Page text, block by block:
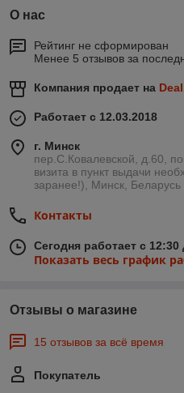
О нас
Рейтинг не сформирован
Менее 5 отзывов за
Компания продает на
Работает с 12.03.2018
г. Минск
пер.С.Ковалевской, д.60,
визита в пункт выдачи
заранее!), Минск, Беларусь
Контакты
Сегодня работает с 12:30
Показать весь график
Отзывы о магазине
15 отзывов за всё время
Покупатель